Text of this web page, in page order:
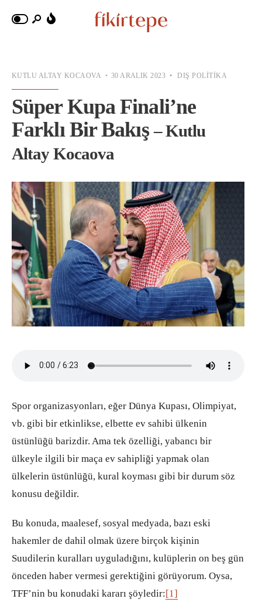
KUTLU ALTAY KOCAOVA • 30 ARALIK 2023 • DIŞ POLITIKA
Süper Kupa Finali’ne
Farklı Bir Bakış– Kutlu
Altay Kocaova
Spor organizasyonları, eğer Dünya Kupası, Olimpiyat,
vb. gibi bir etkinlikse, elbette ev sahibi ülkenin
üstünlüğü barizdir. Ama tek özelliği, yabancı bir
ülkeyle ilgili bir maça ev sahipliği yapmak olan
ülkelerin üstünlüğü, kural koyması gibi bir durum söz
konusu değildir.
Bu konuda, maalesef, sosyal medyada, bazı eski
hakemler de dahil olmak üzere birçok kişinin
Suudilerin kuralları uyguladığını, kulüplerin on beş gün
önceden haber vermesi gerektiğini görüyorum. Oysa,
TFF’nin bu konudaki kararı şöyledir:[1]